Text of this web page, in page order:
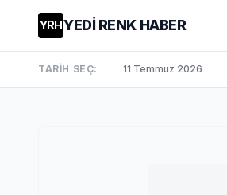
YRHYEDİ RENK HABER
TARİH SEÇ: 11 Temmuz 2026